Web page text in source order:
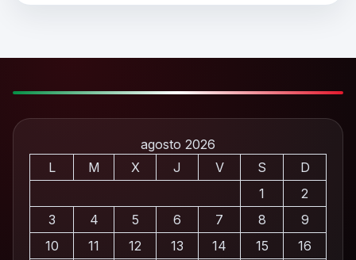
agosto 2026
L
M X J V S
D
1
2
3
4 5 6 7 8
9
10
11 12 13 14 15
16